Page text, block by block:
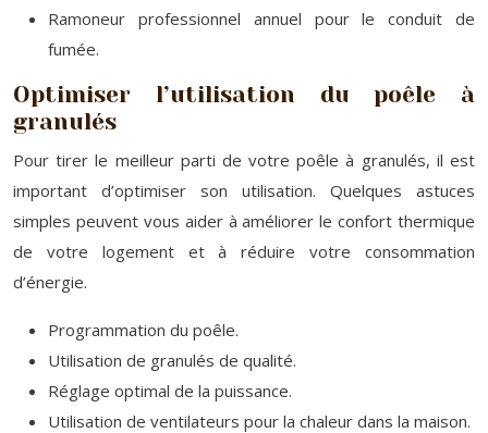
Ramoneur professionnel annuel pour le conduit de
fumée.
Optimiser l’utilisation du poêle à
granulés
Pour tirer le meilleur parti de votre poêle à granulés, il est
important d’optimiser son utilisation. Quelques astuces
simples peuvent vous aider à améliorer le confort thermique
de votre logement et à réduire votre consommation
d’énergie.
Programmation du poêle.
Utilisation de granulés de qualité.
Réglage optimal de la puissance.
Utilisation de ventilateurs pour la chaleur dans la maison.